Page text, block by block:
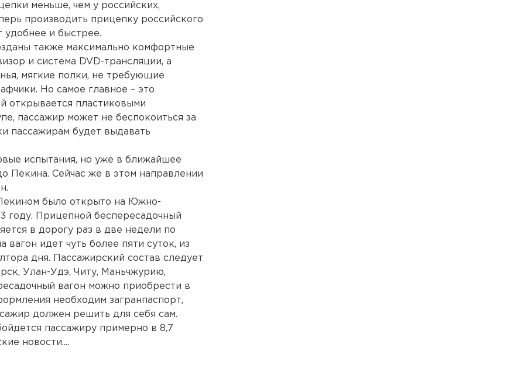
меньше, чем у российских,
производить прицепку российского
удобнее и быстрее.
также максимально комфортные
и система DVD-трансляции, а
мягкие полки, не требующие
Но самое главное – это
открывается пластиковыми
пассажир может не беспокоиться за
пассажирам будет выдавать
испытания, но уже в ближайшее
Пекина. Сейчас же в этом направлении
было открыто на Южно-
году. Прицепной беспересадочный
в дорогу раз в две недели по
идет чуть более пяти суток, из
дня. Пассажирский состав следует
Улан-Удэ, Читу, Маньчжурию,
вагон можно приобрести в
необходим загранпаспорт,
должен решить для себя сам.
пассажиру примерно в 8,7
новости....